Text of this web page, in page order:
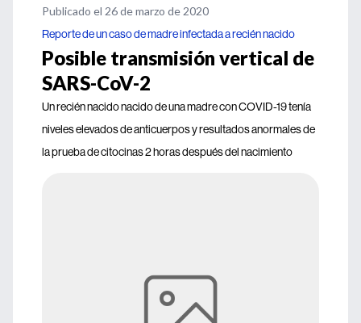
Publicado el 26 de marzo de 2020
Reporte de un caso de madre infectada a recién nacido
Posible transmisión vertical de
SARS-CoV-2
Un recién nacido nacido de una madre con COVID-19 tenía
niveles elevados de anticuerpos y resultados anormales de
la prueba de citocinas 2 horas después del nacimiento